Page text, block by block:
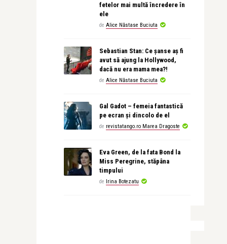
fetelor mai multă încredere în
ele
de Alice Năstase Buciuta
Sebastian Stan: Ce șanse aș fi
avut să ajung la Hollywood,
dacă nu era mama mea?!
de Alice Năstase Buciuta
Gal Gadot – femeia fantastică
pe ecran și dincolo de el
de revistatango.ro Marea Dragoste
Eva Green, de la fata Bond la
Miss Peregrine, stăpâna
timpului
de Irina Botezatu